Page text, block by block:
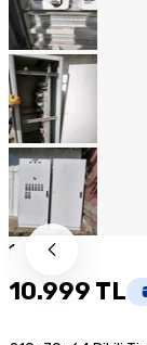
1 10
10.999 TL